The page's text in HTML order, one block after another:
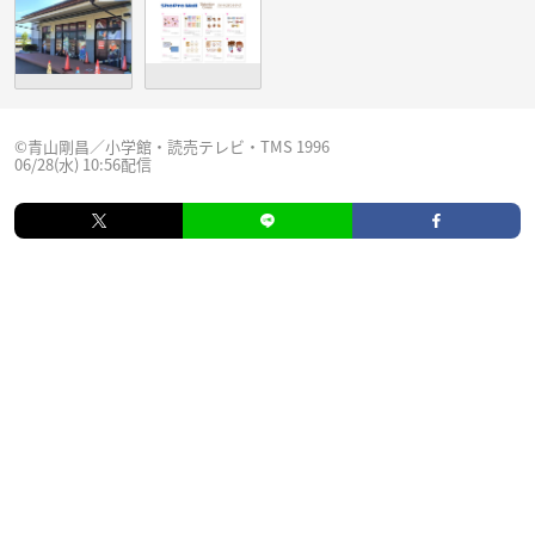
©青山剛昌／小学館・読売テレビ・TMS 1996
06/28(水) 10:56配信